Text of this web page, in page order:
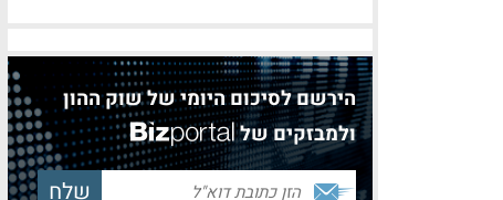
הירשם לסיכום היומי של שוק ההון
ולמבזקים של